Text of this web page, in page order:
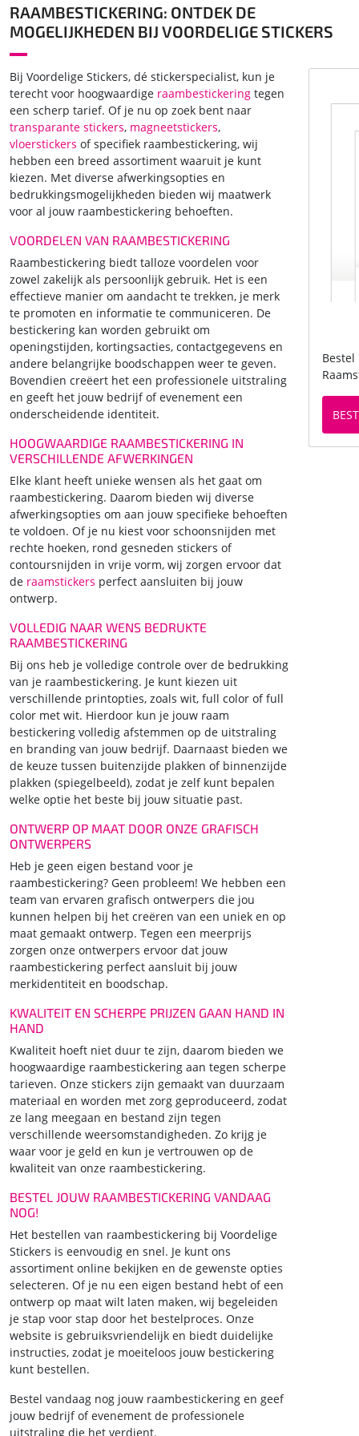
RAAMBESTICKERING: ONTDEK DE
MOGELIJKHEDEN BIJ VOORDELIGE STICKERS
Bij Voordelige Stickers, dé stickerspecialist, kun je
terecht voor hoogwaardige raambestickering tegen
een scherp tarief. Of je nu op zoek bent naar
transparante stickers, magneetstickers,
vloerstickers of specifiek raambestickering, wij
hebben een breed assortiment waaruit je kunt
kiezen. Met diverse afwerkingsopties en
bedrukkingsmogelijkheden bieden wij maatwerk
voor al jouw raambestickering behoeften.
VOORDELEN VAN RAAMBESTICKERING
Raambestickering biedt talloze voordelen voor
zowel zakelijk als persoonlijk gebruik. Het is een
effectieve manier om aandacht te trekken, je merk
te promoten en informatie te communiceren. De
bestickering kan worden gebruikt om
openingstijden, kortingsacties, contactgegevens en
andere belangrijke boodschappen weer te geven.
Bovendien creëert het een professionele uitstraling
en geeft het jouw bedrijf of evenement een
onderscheidende identiteit.
HOOGWAARDIGE RAAMBESTICKERING IN
VERSCHILLENDE AFWERKINGEN
Elke klant heeft unieke wensen als het gaat om
raambestickering. Daarom bieden wij diverse
afwerkingsopties om aan jouw specifieke behoeften
te voldoen. Of je nu kiest voor schoonsnijden met
rechte hoeken, rond gesneden stickers of
contoursnijden in vrije vorm, wij zorgen ervoor dat
de raamstickers perfect aansluiten bij jouw
ontwerp.
VOLLEDIG NAAR WENS BEDRUKTE
RAAMBESTICKERING
Bij ons heb je volledige controle over de bedrukking
van je raambestickering. Je kunt kiezen uit
verschillende printopties, zoals wit, full color of full
color met wit. Hierdoor kun je jouw raam
bestickering volledig afstemmen op de uitstraling
en branding van jouw bedrijf. Daarnaast bieden we
de keuze tussen buitenzijde plakken of binnenzijde
plakken (spiegelbeeld), zodat je zelf kunt bepalen
welke optie het beste bij jouw situatie past.
ONTWERP OP MAAT DOOR ONZE GRAFISCH
ONTWERPERS
Heb je geen eigen bestand voor je
raambestickering? Geen probleem! We hebben een
team van ervaren grafisch ontwerpers die jou
kunnen helpen bij het creëren van een uniek en op
maat gemaakt ontwerp. Tegen een meerprijs
zorgen onze ontwerpers ervoor dat jouw
raambestickering perfect aansluit bij jouw
merkidentiteit en boodschap.
KWALITEIT EN SCHERPE PRIJZEN GAAN HAND IN
HAND
Kwaliteit hoeft niet duur te zijn, daarom bieden we
hoogwaardige raambestickering aan tegen scherpe
tarieven. Onze stickers zijn gemaakt van duurzaam
materiaal en worden met zorg geproduceerd, zodat
ze lang meegaan en bestand zijn tegen
verschillende weersomstandigheden. Zo krijg je
waar voor je geld en kun je vertrouwen op de
kwaliteit van onze raambestickering.
BESTEL JOUW RAAMBESTICKERING VANDAAG
NOG!
Het bestellen van raambestickering bij Voordelige
Stickers is eenvoudig en snel. Je kunt ons
assortiment online bekijken en de gewenste opties
selecteren. Of je nu een eigen bestand hebt of een
ontwerp op maat wilt laten maken, wij begeleiden
je stap voor stap door het bestelproces. Onze
website is gebruiksvriendelijk en biedt duidelijke
instructies, zodat je moeiteloos jouw bestickering
kunt bestellen.
Bestel vandaag nog jouw raambestickering en geef
jouw bedrijf of evenement de professionele
uitstraling die het verdient.